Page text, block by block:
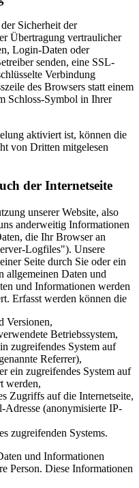
Sicherheit der
Übertragung vertraulicher
Login-Daten oder
senden, eine SSL-
Verbindung
des Browsers statt einem
Schloss-Symbol in Ihrer
aktiviert ist, können die
von Dritten mitgelesen
der Internetseite
unserer Website, also
anderweitig Informationen
die Ihr Browser an
Logfiles"). Unsere
Seite durch Sie oder ein
allgemeinen Daten und
und Informationen werden
Erfasst werden können die
Versionen,
Betriebssystem,
zugreifendes System auf
Referrer),
ein zugreifendes System auf
werden,
Zugriffs auf die Internetseite,
Adresse (anonymisierte IP-
zugreifenden Systems.
und Informationen
Person. Diese Informationen